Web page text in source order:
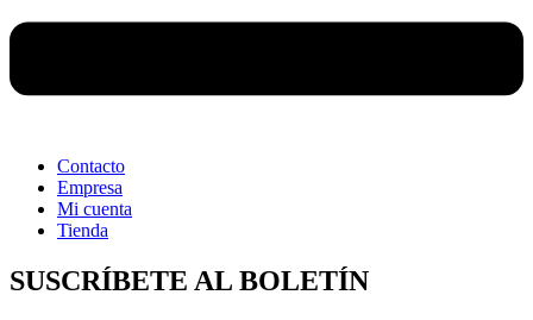
Contacto
Empresa
Mi cuenta
Tienda
SUSCRÍBETE AL BOLETÍN